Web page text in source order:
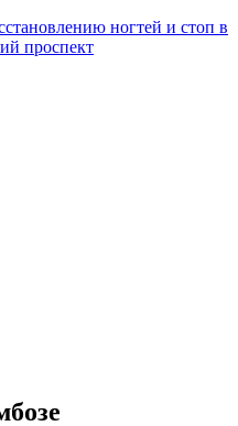
ногтей и стоп в
проспект